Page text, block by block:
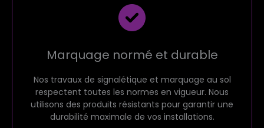
Marquage normé et durable
Nos travaux de signalétique et marquage au sol
respectent toutes les normes en vigueur. Nous
utilisons des produits résistants pour garantir une
durabilité maximale de vos installations.